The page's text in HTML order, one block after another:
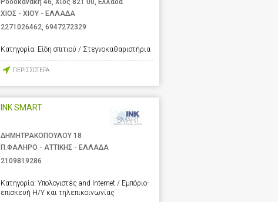
Ροδοκανάκη 46, Χίος 821 00, Ελλάδα
ΧΙΟΣ - ΧΙΟΥ - ΕΛΛΑΔΑ
2271026462, 6947272329
Κατηγορία: Είδη σπιτιού / Στεγνοκαθαριστήρια
ΠΕΡΙΣΣΟΤΕΡΑ
INK SMART
ΔΗΜΗΤΡΑΚΟΠΟΥΛΟΥ 18
Π.ΦΑΛΗΡΟ - ΑΤΤΙΚΗΣ - ΕΛΛΑΔΑ
2109819286
Κατηγορία: Υπολογιστές and Internet / Εμπόριο-
επισκευή Η/Υ και τηλεπικοινωνίας